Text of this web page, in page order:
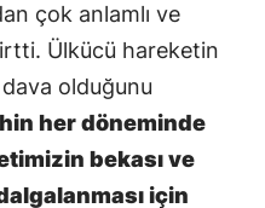
çok anlamlı ve
Ülkücü hareketin
olduğunu
her döneminde
bekası ve
için